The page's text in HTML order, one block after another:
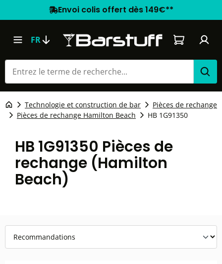
Envoi colis offert dès 149€**
FR Le panier
Technologie et construction de bar
Pièces de rechange
Pièces de rechange Hamilton Beach
HB 1G91350
HB 1G91350 Pièces de
rechange (Hamilton
Beach)